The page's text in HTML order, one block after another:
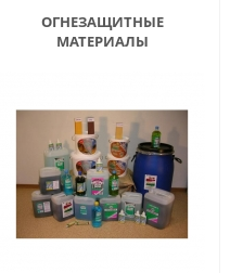
ОГНЕЗАЩИТНЫЕ
МАТЕРИАЛЫ